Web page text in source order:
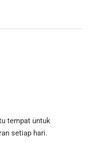
tempat untuk
setiap hari.